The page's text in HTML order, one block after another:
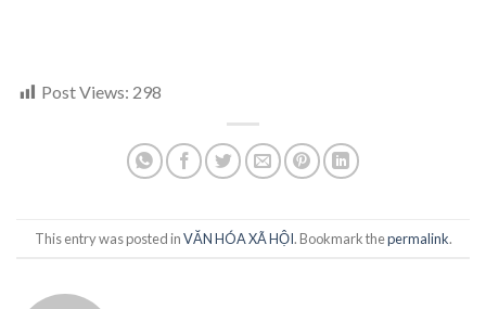
Post Views: 298
This entry was posted inVĂN HÓA XÃ HỘI. Bookmark thepermalink.